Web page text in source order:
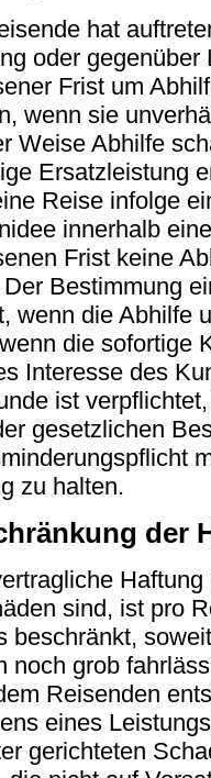
hat
oder
Frist um
wenn sie
Weise Abhilfe
Ersatzleistung
Reise infolge
innerhalb
Frist keine
Bestimmung
wenn die Abhilfe
die sofortige
Interesse des
ist
gesetzlichen
zu halten.
der
sind, ist pro
beschränkt,
noch grob
Reisenden
eines
gerichteten